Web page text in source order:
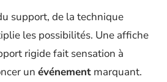
support, de la technique
les possibilités. Une affiche
rigide fait sensation à
un événement marquant.